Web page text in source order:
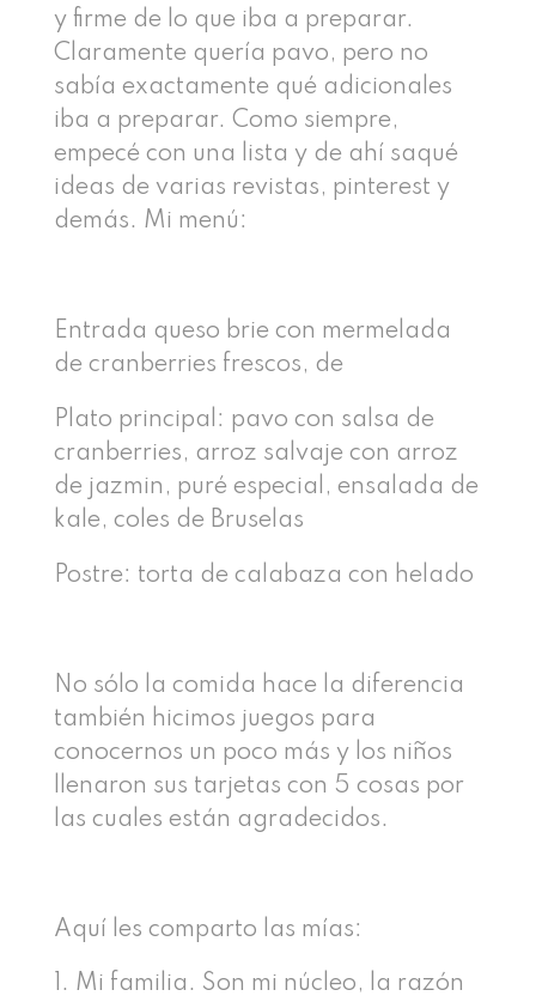
y firme de lo que iba a preparar.
Claramente quería pavo, pero no
sabía exactamente qué adicionales
iba a preparar. Como siempre,
empecé con una lista y de ahí saqué
ideas de varias revistas, pinterest y
demás. Mi menú:
Entrada queso brie con mermelada
de cranberries frescos, de
Plato principal: pavo con salsa de
cranberries, arroz salvaje con arroz
de jazmin, puré especial, ensalada de
kale, coles de Bruselas
Postre: torta de calabaza con helado
No sólo la comida hace la diferencia
también hicimos juegos para
conocernos un poco más y los niños
llenaron sus tarjetas con 5 cosas por
las cuales están agradecidos.
Aquí les comparto las mías:
Mi familia. Son mi núcleo, la razón